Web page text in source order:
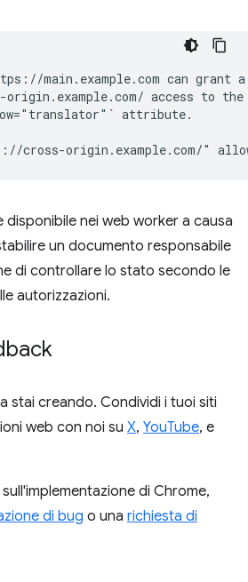
main.example.com can grant
origin.example.com/ access to
attribute.
disponibile nei web worker a causa
un documento responsabile
di controllare lo stato secondo le
autorizzazioni.
stai creando. Condividi i tuoi siti
web con noi su X, YouTube, e
di Chrome,
di bug o una richiesta di